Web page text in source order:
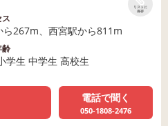
リストに
保存
ら267m、西宮駅から811m
齢
学生 中学生 高校生
電話で聞く
050-1808-2476